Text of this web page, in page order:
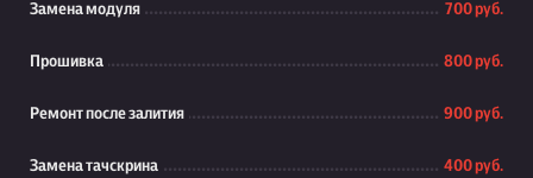
Замена модуля 700 руб.
Прошивка 800 руб.
Ремонт после залития 900 руб.
Замена тачскрина 400 руб.